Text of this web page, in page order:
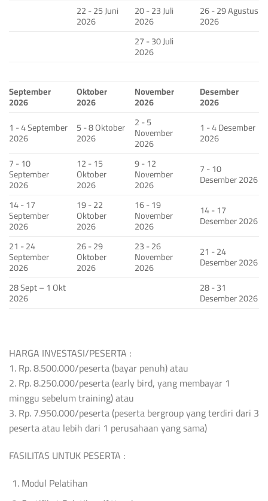
22 - 25 Juni
2026
20 - 23 Juli
2026
26 - 29 Agustus
2026
27 - 30 Juli
2026
September
2026
Oktober
2026
November
2026
Desember
2026
1 - 4 September
2026
5 - 8 Oktober
2026
2 - 5
November
2026
1 - 4 Desember
2026
7 - 10
September
2026
12 - 15
Oktober
2026
9 - 12
November
2026
7 - 10
Desember 2026
14 - 17
September
2026
19 - 22
Oktober
2026
16 - 19
November
2026
14 - 17
Desember 2026
21 - 24
September
2026
26 - 29
Oktober
2026
23 - 26
November
2026
21 - 24
Desember 2026
28 Sept – 1 Okt
2026
28 - 31
Desember 2026
HARGA INVESTASI/PESERTA :
1. Rp. 8.500.000/peserta (bayar penuh) atau
2. Rp. 8.250.000/peserta (early bird, yang membayar 1
minggu sebelum training) atau
3. Rp. 7.950.000/peserta (peserta bergroup yang terdiri dari 3
peserta atau lebih dari 1 perusahaan yang sama)
FASILITAS UNTUK PESERTA :
Modul Pelatihan